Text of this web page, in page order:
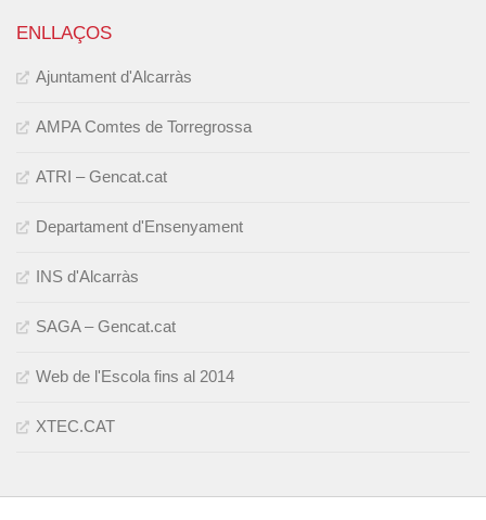
ENLLAÇOS
Ajuntament d'Alcarràs
AMPA Comtes de Torregrossa
ATRI – Gencat.cat
Departament d'Ensenyament
INS d'Alcarràs
SAGA – Gencat.cat
Web de l'Escola fins al 2014
XTEC.CAT